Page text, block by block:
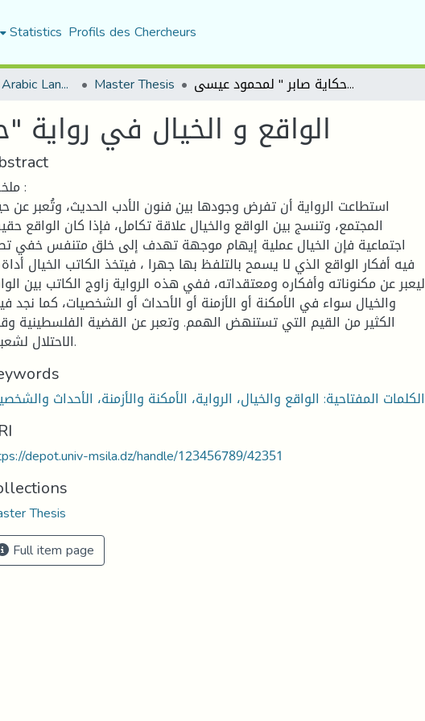
Statistics Profils des Chercheurs
Department of Arabic Language and Literature Master Thesis الواقع و الخيال في رواية "حكاية صابر " لمحمود عيسى
الواقع و الخيال في
استطاعت الرواية أن تفرض وجودها بين فنون الأدب الحديث، وتُعبر عن
المجتمع، وتنسج بين الواقع والخيال علاقة تكامل، فإذا كان الواقع
اجتماعية فإن الخيال عملية إيهام موجهة تهدف إلى خلق متنفس خفي
فيه أفكار الواقع الذي لا يسمح بالتلفظ بها جهرا ، فيتخذ الكاتب الخيال
ليعبر عن مكنوناته وأفكاره ومعتقداته، ففي هذه الرواية زاوج الكاتب بين
والخيال سواء في الأمكنة أو الأزمنة أو الأحداث أو الشخصيات، كما نجد
الكثير من القيم التي تستنهض الهمم. وتعبر عن القضية الفلسطينية
الاحتلال لشعبها.
الكلمات المفتاحية: الواقع والخيال، الرواية، الأمكنة والأزمنة، الأحداث
depot.univ-msila.dz/handle/123456789/42351
Thesis
Full item page